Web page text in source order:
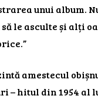
unui album.
le asculte și alți
amestecul
– hitul din 1954 al